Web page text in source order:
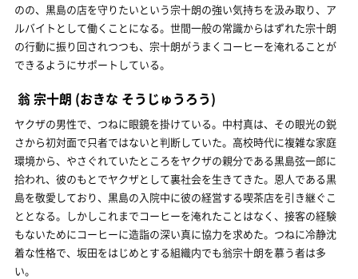
のの、黒島の店を守りたいという宗十朗の強い気持ちを汲み取り、ア
ルバイトとして働くことになる。世間一般の常識からはずれた宗十朗
の行動に振り回されつつも、宗十朗がうまくコーヒーを淹れることが
できるようにサポートしている。
翁 宗十朗 (おきな そうじゅうろう)
ヤクザの男性で、つねに眼鏡を掛けている。中村真は、その眼光の鋭
さから初対面で只者ではないと判断していた。高校時代に複雑な家庭
環境から、やさぐれていたところをヤクザの親分である黒島弦一郎に
拾われ、彼のもとでヤクザとして裏社会を生きてきた。恩人である黒
島を敬愛しており、黒島の入院中に彼の経営する喫茶店を引き継ぐこ
ととなる。しかしこれまでコーヒーを淹れたことはなく、接客の経験
もないためにコーヒーに造詣の深い真に協力を求めた。つねに冷静沈
着な性格で、坂田をはじめとする組織内でも翁宗十朗を慕う者は多
い。